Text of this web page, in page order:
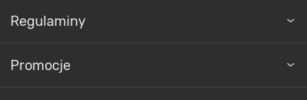
Regulaminy
Promocje